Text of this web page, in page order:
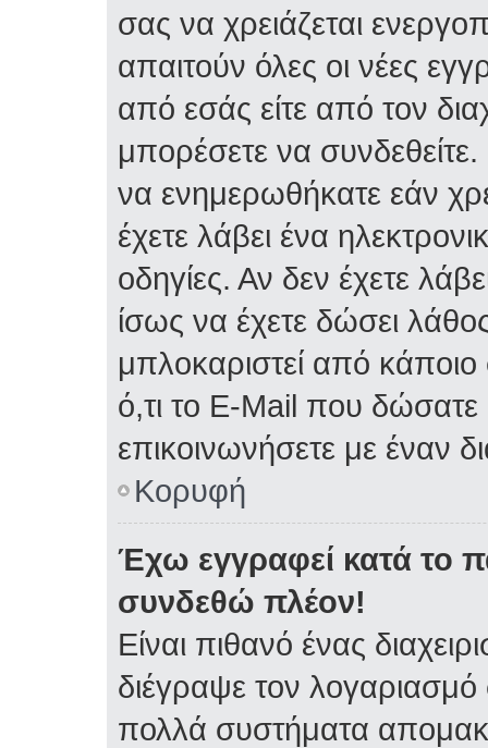
σας να χρειάζεται
απαιτούν όλες οι νέες
από εσάς είτε από τον
μπορέσετε να
να ενημερωθήκατε εάν
έχετε λάβει ένα
οδηγίες. Αν δεν έχετε
ίσως να έχετε δώσει
μπλοκαριστεί από
ό,τι το E-Mail που
επικοινωνήσετε με έναν
Κορυφή
Έχω εγγραφεί κατά το
συνδεθώ πλέον!
Είναι πιθανό ένας
διέγραψε τον
πολλά συστήματα